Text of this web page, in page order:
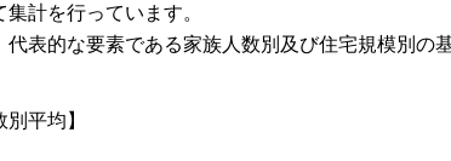
計を行っています。
代表的な要素である家族人数別及び住宅規模別の
別平均】